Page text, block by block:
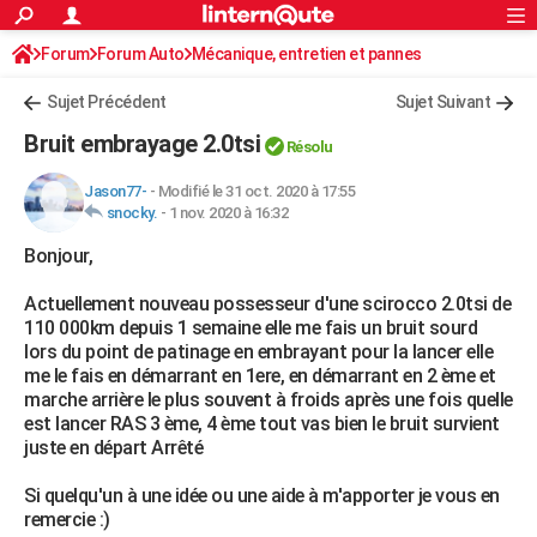
ACTUALITÉS
Politique
Société
Faits Divers
Education
Monde
Villes
+
FINANCE
Retraite
Impôts
Epargne
Immobilier
Risques naturels par ville
Banque
Assurance
Crédit
AUTO
Essais
Réserver un essai
Citadines
Berlines
SUV
Forum auto
+HIGH-TECH
Mobiles
Meilleur smartphone
Internet
Ordinateurs
Jeux vidéo
Guide high-tech
+BRICOLAGE
Forum
Aménagement intérieur
Extérieur
Cuisine
Salle de bains
Jardinage
Rangement
WEEK-END
Guides de France
Escapades
Patrimoine
Expositions
Musées
Week-end nature
LIFESTYLE
Art de vivre
Bien-être
Loisirs
Mode
Modes de vie
Alimentation
Guide de la santé
Maladies
Médicaments
Sommeil
VOYAGE
Rechercher
S'inscrire
Connexion
Forum Forum Auto Mécanique, entretien et pannes
Sujet Précédent Sujet Suivant
Bruit embrayage 2.0tsi Résolu
Jason77- - Modifié le 31 oct. 2020 à 17:55
snocky. - 1 nov. 2020 à 16:32
Bonjour,
Actuellement nouveau possesseur d'une scirocco 2.0tsi de
110 000km depuis 1 semaine elle me fais un bruit sourd
lors du point de patinage en embrayant pour la lancer elle
me le fais en démarrant en 1ere, en démarrant en 2 ème et
marche arrière le plus souvent à froids après une fois quelle
est lancer RAS 3 ème, 4 ème tout vas bien le bruit survient
juste en départ Arrêté
Si quelqu'un à une idée ou une aide à m'apporter je vous en
remercie :)